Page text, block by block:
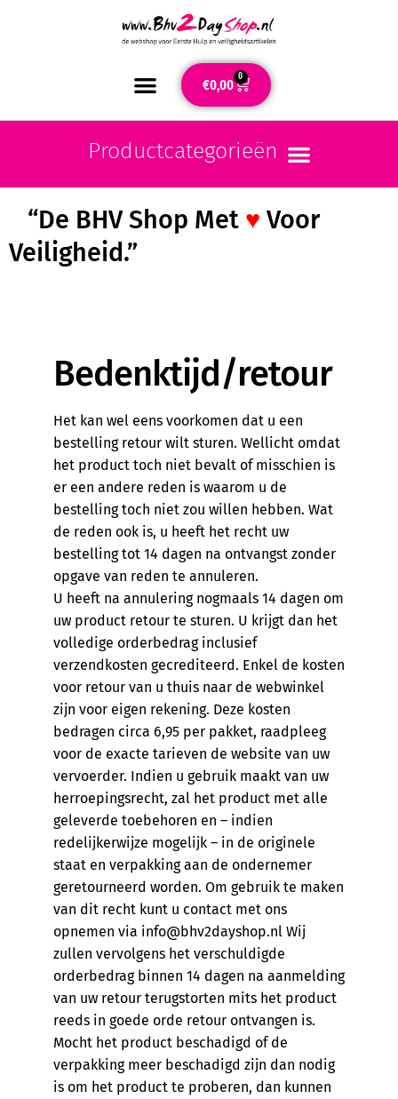
€0,00 0
“De BHV Shop Met ♥ Voor
Veiligheid.”
Bedenktijd/retour
Het kan wel eens voorkomen dat u een
bestelling retour wilt sturen. Wellicht omdat
het product toch niet bevalt of misschien is
er een andere reden is waarom u de
bestelling toch niet zou willen hebben. Wat
de reden ook is, u heeft het recht uw
bestelling tot 14 dagen na ontvangst zonder
opgave van reden te annuleren.
U heeft na annulering nogmaals 14 dagen om
uw product retour te sturen. U krijgt dan het
volledige orderbedrag inclusief
verzendkosten gecrediteerd. Enkel de kosten
voor retour van u thuis naar de webwinkel
zijn voor eigen rekening. Deze kosten
bedragen circa 6,95 per pakket, raadpleeg
voor de exacte tarieven de website van uw
vervoerder. Indien u gebruik maakt van uw
herroepingsrecht, zal het product met alle
geleverde toebehoren en – indien
redelijkerwijze mogelijk – in de originele
staat en verpakking aan de ondernemer
geretourneerd worden. Om gebruik te maken
van dit recht kunt u contact met ons
opnemen via info@bhv2dayshop.nl Wij
zullen vervolgens het verschuldigde
orderbedrag binnen 14 dagen na aanmelding
van uw retour terugstorten mits het product
reeds in goede orde retour ontvangen is.
Mocht het product beschadigd of de
verpakking meer beschadigd zijn dan nodig
is om het product te proberen, dan kunnen